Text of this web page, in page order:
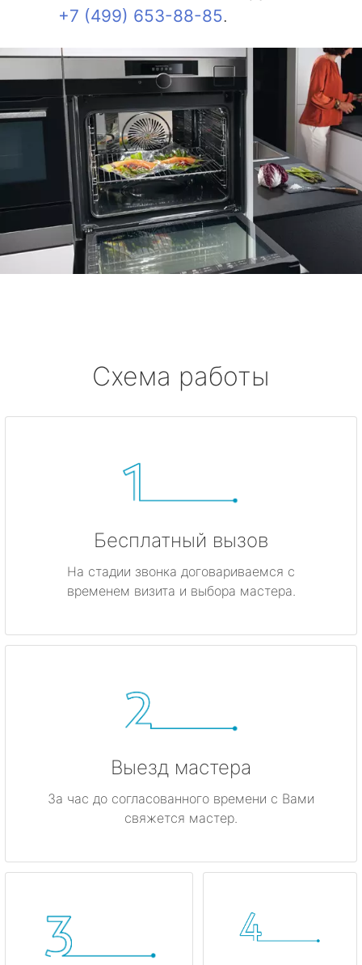
+7 (499) 653-88-85.
Схема работы
Бесплатный вызов
На стадии звонка договариваемся с
временем визита и выбора мастера.
Выезд мастера
За час до согласованного времени с Вами
свяжется мастер.